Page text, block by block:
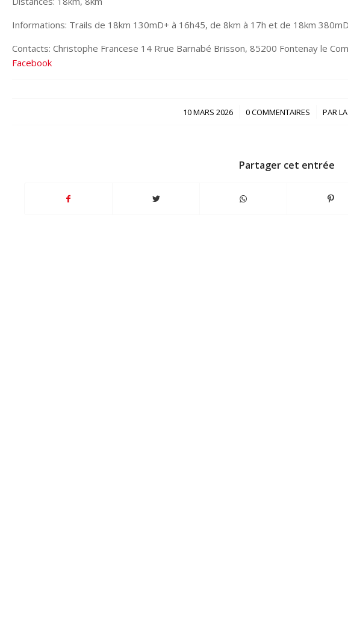
Informations: Trails de 18km 130mD+ à 16h45, de 8km à 17h et de 18km
Contacts: Christophe Francese 14 Rrue Barnabé Brisson, 85200 Fontenay le
Facebook
10 MARS 2026
/ 0 COMMENTAIRES
/ PAR
Partager cet entrée